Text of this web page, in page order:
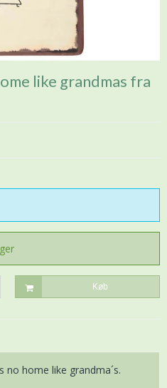
like grandmas fra
Køb
no home like grandma´s.